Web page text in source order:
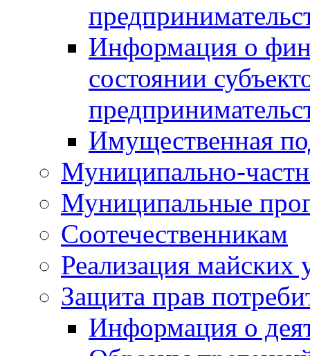
Информация о
состоянии
Имущественная
Муниципально-
Муниципальные
Соотечественникам
Реализация майских
Защита прав
Информация о